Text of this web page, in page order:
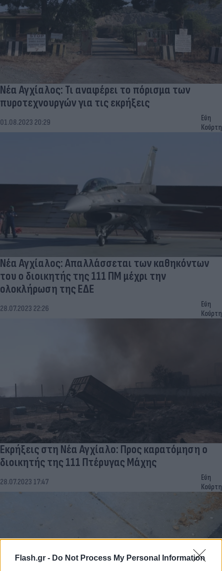
Flash.gr - Do Not Process My Personal Information
Νέα Αγχίαλος: Τι αναφέρει το πόρισμα των
πυροτεχνουργών για τις εκρήξεις
01.08.2023 20:29
Εύη
Κούρτη
Νέα Αγχίαλος: Απαλλάσσεται των καθηκόντων
του ο διοικητής της 111 ΠΜ μέχρι την
ολοκλήρωση της ΕΔΕ
28.07.2023 22:26
Εύη
Κούρτη
Εκρήξεις στη Νέα Αγχίαλο: Προς καρατόμηση ο
διοικητής της 111 Πτέρυγας Μάχης
28.07.2023 17:47
Εύη
Κούρτη